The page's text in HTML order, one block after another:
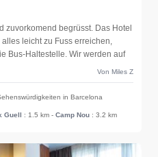
zuvorkomend begrüsst. Das Hotel
leicht zu Fuss erreichen,
Bus-Haltestelle. Wir werden auf
Von Miles Z
in Barcelona
Guell : 1.5 km - Camp Nou : 3.2 km